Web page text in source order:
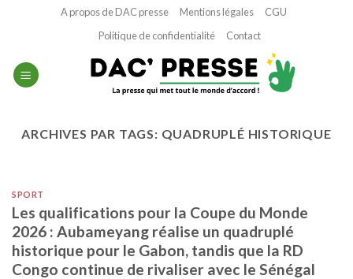
A propos de DAC presse Mentions légales
CGU
Politique de confidentialité
Contact
ARCHIVES PAR TAGS: QUADRUPLÉ HISTORIQUE
SPORT
Les qualifications pour la Coupe du Monde
2026 : Aubameyang réalise un quadruplé
historique pour le Gabon, tandis que la RD
Congo continue de rivaliser avec le Sénégal